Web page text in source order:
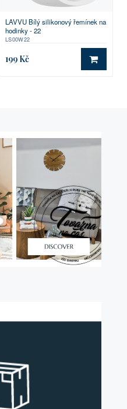
LAVVU Bílý silikonový řemínek na
hodinky - 22
LS00W22
199 Kč DO